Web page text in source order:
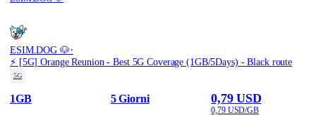
ESIM.DOG 🐶·
⚡️ [5G] Orange Reunion - Best 5G Coverage (1GB/5Days) - Black route
5G
1GB 5 Giorni 0,79 USD
0,79 USD/GB